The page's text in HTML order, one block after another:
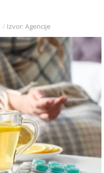
Izvor: Agencije